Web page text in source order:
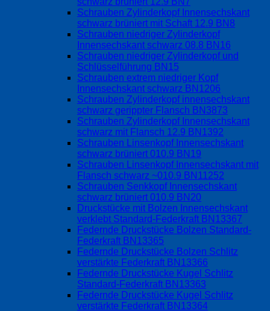
Schrauben Zylinderkopf Innensechskant
schwarz brüniert mit Schaft 12.9 BN8
Schrauben niedriger Zylinderkopf
Innensechskant schwarz 08.8 BN16
Schrauben niedriger Zylinderkopf und
Schlüsselführung BN15
Schrauben extrem niedriger Kopf
Innensechskant schwarz BN1206
Schrauben Zylinderkopf innensechskant
schwarz gerippter Flansch BN3873
Schrauben Zylinderkopf Innensechskant
schwarz mit Flansch 12.9 BN1392
Schrauben Linsenkopf Innensechskant
schwarz brüniert 010.9 BN19
Schrauben Linsenkopf Innensechskant mit
Flansch schwarz ~010.9 BN11252
Schrauben Senkkopf Innensechskant
schwarz brüniert 010.9 BN20
Druckstücke mit Bolzen Innensechskant
verklebt Standard-Federkraft BN13367
Federnde Druckstücke Bolzen Standard-
Federkraft BN13365
Federnde Druckstücke Bolzen Schlitz
verstärkte Federkraft BN13366
Federnde Druckstücke Kugel Schlitz
Standard-Federkraft BN13363
Federnde Druckstücke Kugel Schlitz
verstärkte Federkraft BN13364